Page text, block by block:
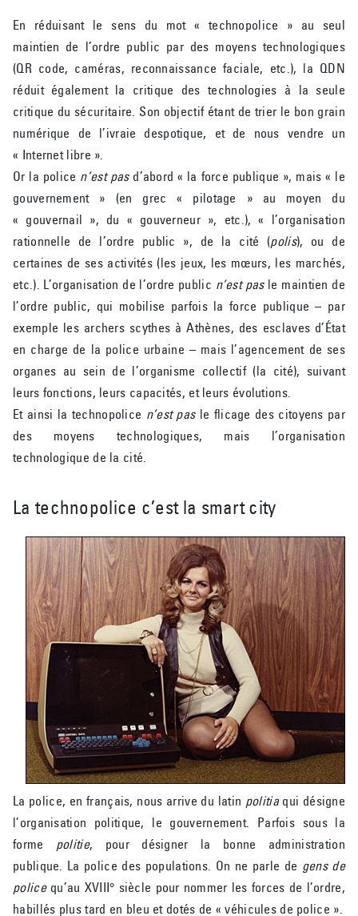
En réduisant le sens du mot « technopolice » au seul
maintien de l’ordre public par des moyens technologiques
(QR code, caméras, reconnaissance faciale, etc.), la QDN
réduit également la critique des technologies à la seule
critique du sécuritaire. Son objectif étant de trier le bon grain
numérique de l’ivraie despotique, et de nous vendre un
« Internet libre ».
Or la police n’est pasd’abord « la force publique », mais « le
gouvernement » (en grec « pilotage » au moyen du
« gouvernail », du « gouverneur », etc.), « l’organisation
rationnelle de l’ordre public », de la cité (polis), ou de
certaines de ses activités (les jeux, les mœurs, les marchés,
etc.). L’organisation de l’ordre public n’est pasle maintien de
l’ordre public, qui mobilise parfois la force publique – par
exemple les archers scythes à Athènes, des esclaves d’État
en charge de la police urbaine – mais l’agencement de ses
organes au sein de l’organisme collectif (la cité), suivant
leurs fonctions, leurs capacités, et leurs évolutions.
Et ainsi la technopolice n’est pasle flicage des citoyens par
des moyens technologiques, mais l’organisation
technologique de la cité.
La technopolice c’est la smart city
La police, en français, nous arrive du latin politiaqui désigne
l’organisation politique, le gouvernement. Parfois sous la
forme politie, pour désigner la bonne administration
publique. La police des populations. On ne parle de gens de
policequ’au XVIII° siècle pour nommer les forces de l’ordre,
habillés plus tard en bleu et dotés de « véhicules de police ».